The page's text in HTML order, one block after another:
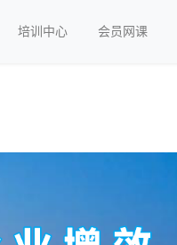
培训中心 会员网课